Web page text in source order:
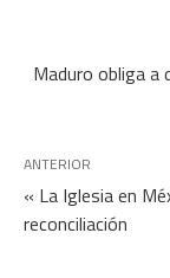
Maduro obliga a
ANTERIOR
« La Iglesia en
reconciliación